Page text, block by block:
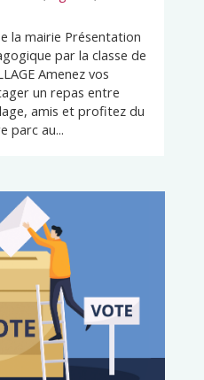
la mairie Présentation
par la classe de
Amenez vos
un repas entre
amis et profitez du
parc au...